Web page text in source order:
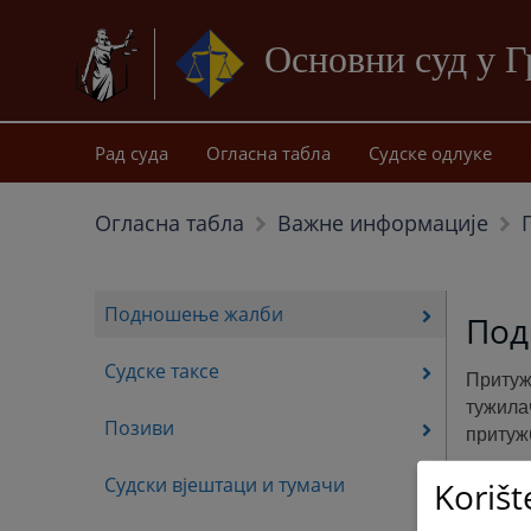
Основни суд у
Рад суда Огласна табла Судске одлуке
Огласна табла Важне информације
Подношење жалби
Судске таксе
Позиви
Судски вјештаци и тумачи
Остале